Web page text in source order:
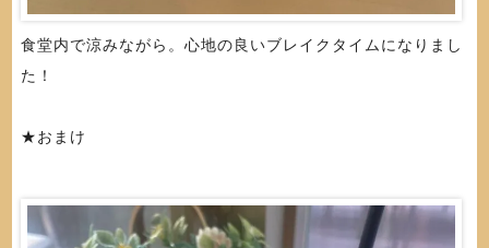
食堂内で涼みながら。心地の良いブレイクタイムになりまし
た！
★おまけ